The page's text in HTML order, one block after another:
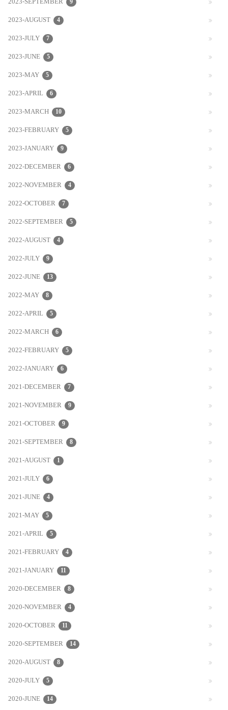
2023-AUGUST 4
2023-JULY 7
2023-JUNE 5
2023-MAY 5
2023-APRIL 6
2023-MARCH 10
2023-FEBRUARY 5
2023-JANUARY 9
2022-DECEMBER 6
2022-NOVEMBER 4
2022-OCTOBER 7
2022-SEPTEMBER 5
2022-AUGUST 4
2022-JULY 9
2022-JUNE 13
2022-MAY 8
2022-APRIL 5
2022-MARCH 6
2022-FEBRUARY 5
2022-JANUARY 6
2021-DECEMBER 7
2021-NOVEMBER 9
2021-OCTOBER 9
2021-SEPTEMBER 8
2021-AUGUST 1
2021-JULY 6
2021-JUNE 4
2021-MAY 5
2021-APRIL 5
2021-FEBRUARY 4
2021-JANUARY 11
2020-DECEMBER 8
2020-NOVEMBER 4
2020-OCTOBER 11
2020-SEPTEMBER 14
2020-AUGUST 8
2020-JULY 5
2020-JUNE 14